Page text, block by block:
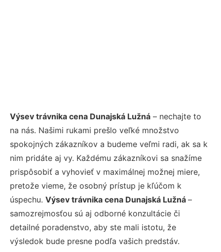
Výsev trávnika cena Dunajská Lužná – nechajte to
na nás. Našimi rukami prešlo veľké množstvo
spokojných zákazníkov a budeme veľmi radi, ak sa k
nim pridáte aj vy. Každému zákazníkovi sa snažíme
prispôsobiť a vyhovieť v maximálnej možnej miere,
pretože vieme, že osobný prístup je kľúčom k
úspechu. Výsev trávnika cena Dunajská Lužná –
samozrejmosťou sú aj odborné konzultácie či
detailné poradenstvo, aby ste mali istotu, že
výsledok bude presne podľa vašich predstáv.